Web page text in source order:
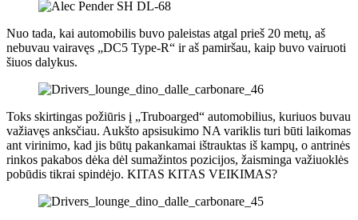
Nuo tada, kai automobilis buvo paleistas atgal prieš 20 metų, aš
nebuvau vairavęs „DC5 Type-R“ ir aš pamiršau, kaip buvo vairuoti
šiuos dalykus.
Toks skirtingas požiūris į „Truboarged“ automobilius, kuriuos buvau
važiavęs anksčiau. Aukšto apsisukimo NA variklis turi būti laikomas
ant virinimo, kad jis būtų pakankamai ištrauktas iš kampų, o antrinės
rinkos pakabos dėka dėl sumažintos pozicijos, žaisminga važiuoklės
pobūdis tikrai spindėjo. KITAS KITAS VEIKIMAS?